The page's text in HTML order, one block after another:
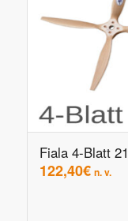
Fiala 4-Blatt
122,40€ n. v.